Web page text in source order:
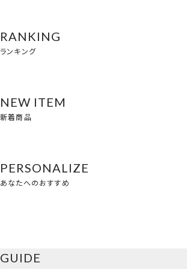
RANKING
ランキング
NEW ITEM
新着商品
PERSONALIZE
あなたへのおすすめ
GUIDE